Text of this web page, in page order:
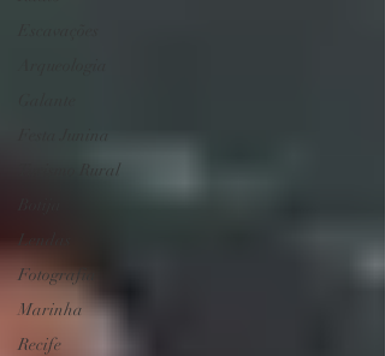
Turismo Rural
Fotografia
Marinha
Recife